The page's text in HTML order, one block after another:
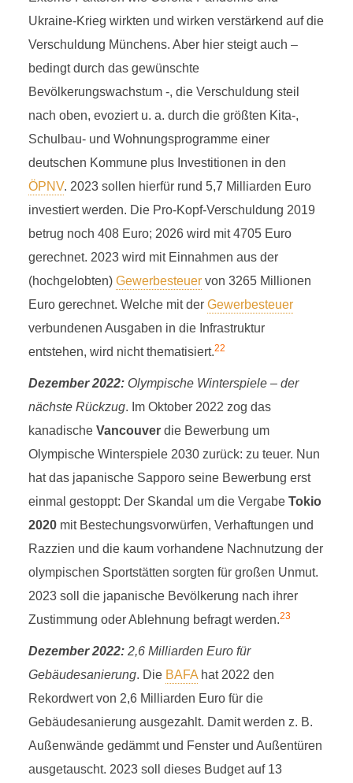
Ukraine-Krieg wirkten und wirken verstärkend auf die
Verschuldung Münchens. Aber hier steigt auch –
bedingt durch das gewünschte
Bevölkerungswachstum -, die Verschuldung steil
nach oben, evoziert u. a. durch die größten Kita-,
Schulbau- und Wohnungsprogramme einer
deutschen Kommune plus Investitionen in den
ÖPNV. 2023 sollen hierfür rund 5,7 Milliarden Euro
investiert werden. Die Pro-Kopf-Verschuldung 2019
betrug noch 408 Euro; 2026 wird mit 4705 Euro
gerechnet. 2023 wird mit Einnahmen aus der
(hochgelobten) Gewerbesteuervon 3265 Millionen
Euro gerechnet. Welche mit der Gewerbesteuer
verbundenen Ausgaben in die Infrastruktur
entstehen, wird nicht thematisiert.22
Dezember 2022:Olympische Winterspiele – der
nächste Rückzug. Im Oktober 2022 zog das
kanadische Vancouverdie Bewerbung um
Olympische Winterspiele 2030 zurück: zu teuer. Nun
hat das japanische Sapporo seine Bewerbung erst
einmal gestoppt: Der Skandal um die Vergabe Tokio
2020mit Bestechungsvorwürfen, Verhaftungen und
Razzien und die kaum vorhandene Nachnutzung der
olympischen Sportstätten sorgten für großen Unmut.
2023 soll die japanische Bevölkerung nach ihrer
Zustimmung oder Ablehnung befragt werden.23
Dezember 2022:2,6 Milliarden Euro für
Gebäudesanierung. Die BAFAhat 2022 den
Rekordwert von 2,6 Milliarden Euro für die
Gebäudesanierung ausgezahlt. Damit werden z. B.
Außenwände gedämmt und Fenster und Außentüren
ausgetauscht. 2023 soll dieses Budget auf 13